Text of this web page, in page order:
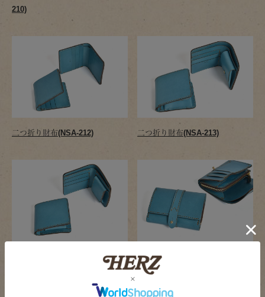
210)
二つ折り財布(NSA-212) 二つ折り財布(NSA-213)
おめかしウォレット(NSA-215)